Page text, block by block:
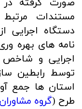
صورت گرفته در
مستندات
دستگاه اجرایی
نامه های بهره
اجرایی و
توسط رابطین
استان ها جمع
طرح (گروه